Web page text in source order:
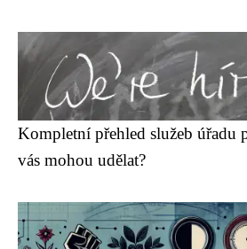
Kompletní přehled služeb úřadu
vás mohou udělat?